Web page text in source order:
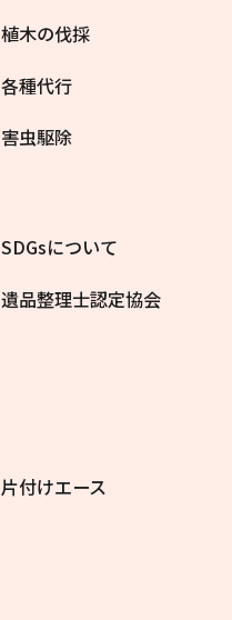
植木の伐採
各種代行
害虫駆除
SDGsについて
遺品整理士認定協会
片付けエース